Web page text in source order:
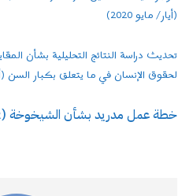
(أيار/ مايو 2020)
تحديث دراسة النتائج التحليلية بشأن
لحقوق الإنسان في ما يتعلق بكبار السن
خطة عمل مدريد بشأن الشيخوخة (2002)